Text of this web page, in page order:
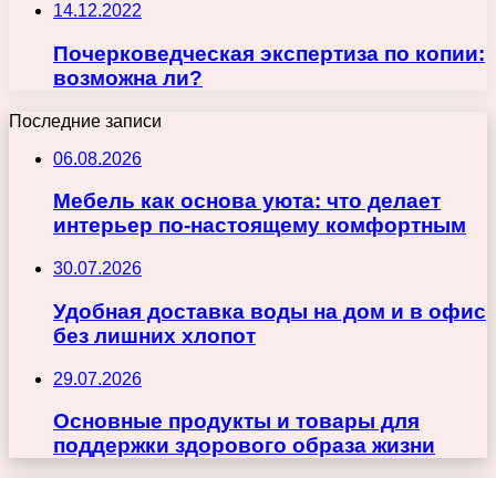
14.12.2022
Почерковедческая экспертиза по копии:
возможна ли?
Последние записи
06.08.2026
Мебель как основа уюта: что делает
интерьер по-настоящему комфортным
30.07.2026
Удобная доставка воды на дом и в офис
без лишних хлопот
29.07.2026
Основные продукты и товары для
поддержки здорового образа жизни